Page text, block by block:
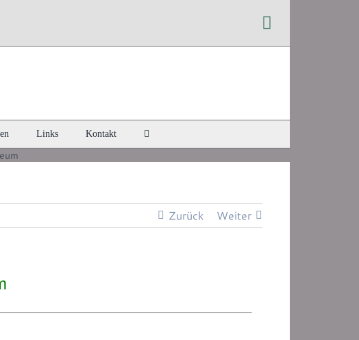
Instagram
Links Kontakt
Zurück Weiter